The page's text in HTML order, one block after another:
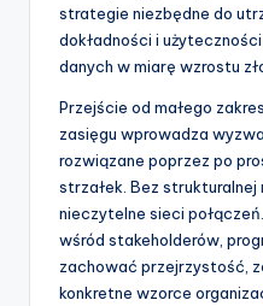
o
w
strategie niezbędne do
dokładności i
danych w miarę wzrostu
Przejście od małego
zasięgu wprowadza
rozwiązane poprzez po
strzałek. Bez
nieczytelne sieci
wśród stakeholderów,
zachować przejrzystość,
konkretne wzorce